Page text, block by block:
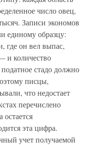
число овец,
Записи экономов
единому образцу:
где он вел выпас,
и количество
стадо должно
писцы,
что недостает
перечислено
эта цифра.
учет получаемой